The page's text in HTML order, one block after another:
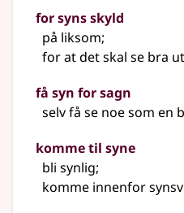
for syns skyld
på liksom;
for at det skal se bra
få syn for sagn
selv få se noe som en
komme til syne
bli synlig;
komme innenfor